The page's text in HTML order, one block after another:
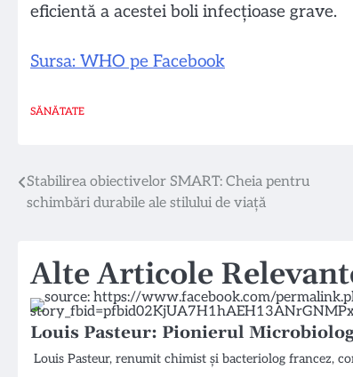
eficientă a acestei boli infecțioase grave.
Sursa: WHO pe Facebook
SĂNĂTATE
Navigare
Stabilirea obiectivelor SMART: Cheia pentru
schimbări durabile ale stilului de viață
Alte Articole
Louis Pasteur: Pionierul
Louis Pasteur, renumit chimist și bacteriolog francez,